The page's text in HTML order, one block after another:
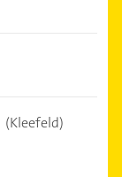
(Kleefeld)